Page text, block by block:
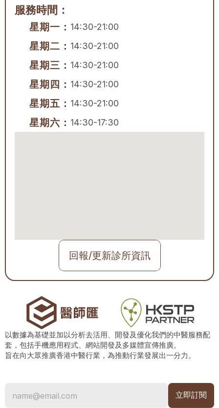
服務時間：
星期一： 14:30-21:00
星期二： 14:30-21:00
星期三： 14:30-21:00
星期四： 14:30-21:00
星期五： 14:30-21:00
星期六： 14:30-17:30
回報/更新診所資訊
以數據為基礎並加以分析去活用、開發及優化我們的中醫服務配
套，包括手機應用程式、網站開發及多媒體宣傳推廣。
旨在向大眾推廣香港中醫行業，為推動行業發展出一分力。